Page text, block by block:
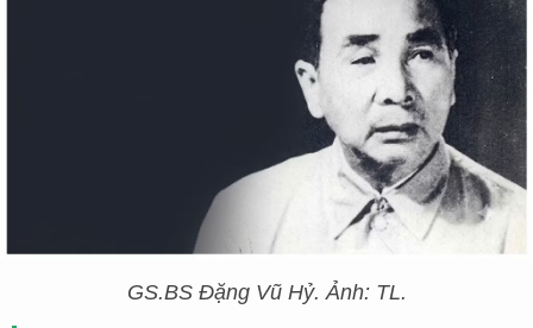
GS.BS Đặng Vũ Hỷ. Ảnh: TL.